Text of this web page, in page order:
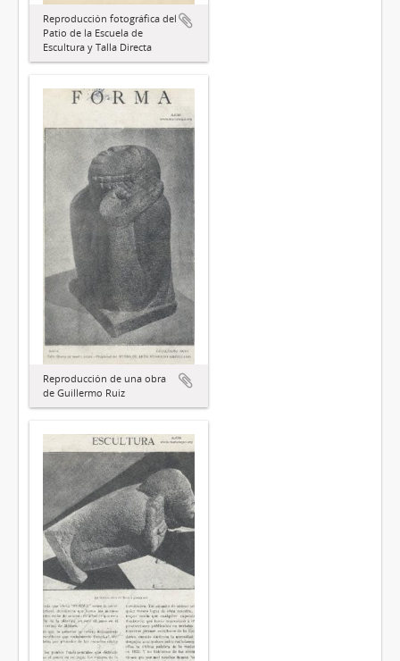
Reproducción fotográfica del
Patio de la Escuela de
Escultura y Talla Directa
Reproducción de una obra
de Guillermo Ruiz